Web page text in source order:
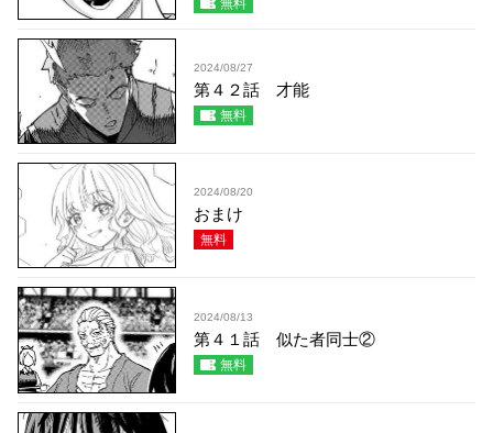
無料
2024/08/27
第４２話 才能
無料
2024/08/20
おまけ
無料
2024/08/13
第４１話 似た者同士②
無料